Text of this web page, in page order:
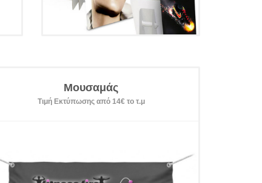
Μουσαμάς
Τιμή Εκτύπωσης από 14€ το τ.μ